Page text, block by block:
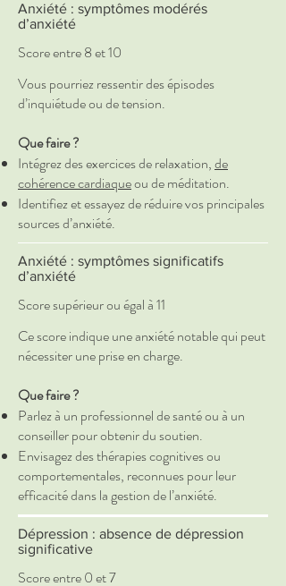
Anxiété : symptômes modérés
d’anxiété
Score entre 8 et 10
Vous pourriez ressentir des épisodes
d’inquiétude ou de tension.
Que faire ?
Intégrez des exercices de relaxation,de
cohérence cardiaqueou de méditation.
Identifiez et essayez de réduire vos principales
sources d’anxiété.
Anxiété : symptômes significatifs
d’anxiété
Score supérieur ou égal à 11
Ce score indique une anxiété notable qui peut
nécessiter une prise en charge.
Que faire ?
Parlez à un professionnel de santé ou à un
conseiller pour obtenir du soutien.
Envisagez des thérapies cognitives ou
comportementales, reconnues pour leur
efficacité dans la gestion de l’anxiété.
Dépression : absence de dépression
significative
Score entre 0 et 7